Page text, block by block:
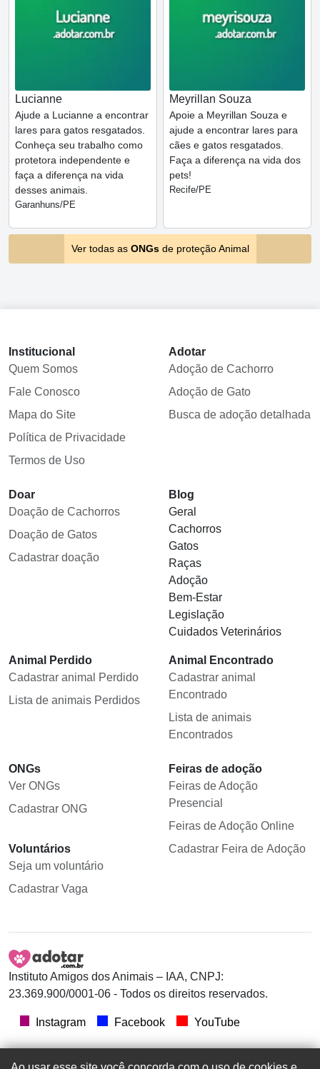
Lucianne
Ajude a Lucianne a encontrar
lares para gatos resgatados.
Conheça seu trabalho como
protetora independente e
faça a diferença na vida
desses animais.
Garanhuns/PE
Meyrillan Souza
Apoie a Meyrillan Souza e
ajude a encontrar lares para
cães e gatos resgatados.
Faça a diferença na vida dos
pets!
Recife/PE
Ver todas as ONGsde proteção Animal
Institucional
Quem Somos
Fale Conosco
Mapa do Site
Política de Privacidade
Termos de Uso
Adotar
Adoção de Cachorro
Adoção de Gato
Busca de adoção detalhada
Doar
Doação de Cachorros
Doação de Gatos
Cadastrar doação
Blog
Geral
Cachorros
Gatos
Raças
Adoção
Bem-Estar
Legislação
Cuidados Veterinários
Animal Perdido
Cadastrar animal Perdido
Lista de animais Perdidos
Animal Encontrado
Cadastrar animal
Encontrado
Lista de animais
Encontrados
ONGs
Ver ONGs
Cadastrar ONG
Voluntários
Seja um voluntário
Cadastrar Vaga
Feiras de adoção
Feiras de Adoção
Presencial
Feiras de Adoção Online
Cadastrar Feira de Adoção
Instituto Amigos dos Animais – IAA, CNPJ:
23.369.900/0001-06 - Todos os direitos reservados.
Instagram Facebook YouTube